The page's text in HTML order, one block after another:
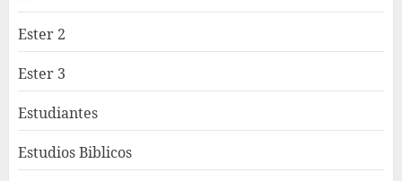
Ester 2
Ester 3
Estudiantes
Estudios Biblicos